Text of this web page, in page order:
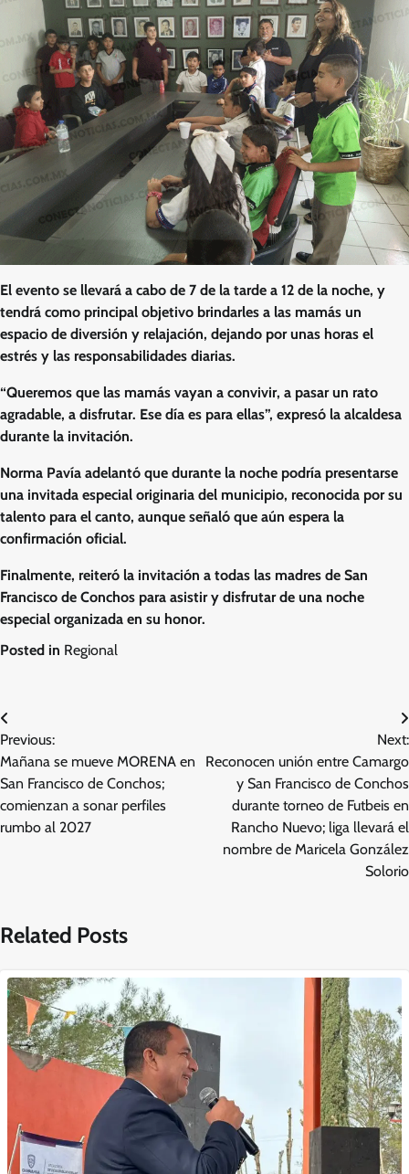
El evento se llevará a cabo de 7 de la tarde a 12 de la noche, y
tendrá como principal objetivo brindarles a las mamás un
espacio de diversión y relajación, dejando por unas horas el
estrés y las responsabilidades diarias.
“Queremos que las mamás vayan a convivir, a pasar un rato
agradable, a disfrutar. Ese día es para ellas”, expresó la alcaldesa
durante la invitación.
Norma Pavía adelantó que durante la noche podría presentarse
una invitada especial originaria del municipio, reconocida por su
talento para el canto, aunque señaló que aún espera la
confirmación oficial.
Finalmente, reiteró la invitación a todas las madres de San
Francisco de Conchos para asistir y disfrutar de una noche
especial organizada en su honor.
Posted in Regional
Navegación
de
entradas
Previous:
Mañana se mueve MORENA en
San Francisco de Conchos;
comienzan a sonar perfiles
rumbo al 2027
Next:
Reconocen unión entre Camargo
y San Francisco de Conchos
durante torneo de Futbeis en
Rancho Nuevo; liga llevará el
nombre de Maricela González
Solorio
Related Posts